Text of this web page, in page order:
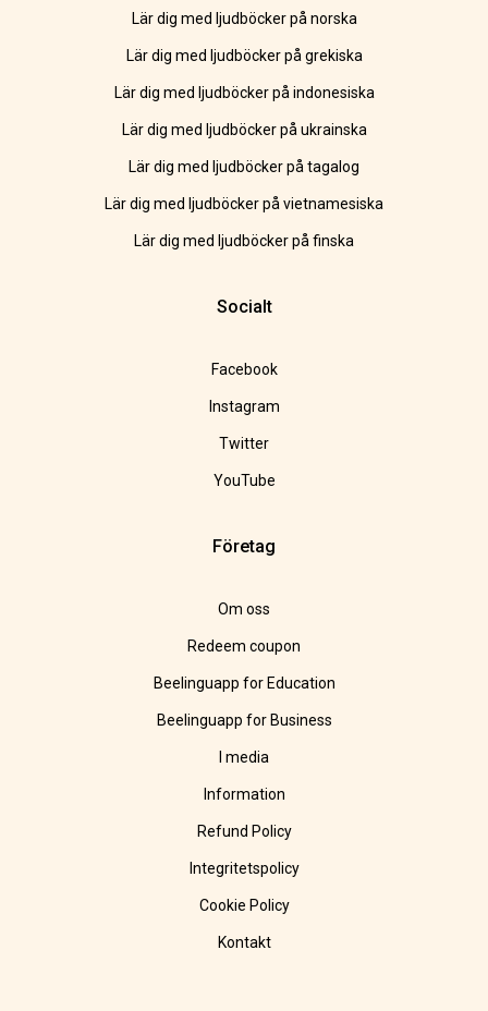
Lär dig med ljudböcker på norska
Lär dig med ljudböcker på grekiska
Lär dig med ljudböcker på indonesiska
Lär dig med ljudböcker på ukrainska
Lär dig med ljudböcker på tagalog
Lär dig med ljudböcker på vietnamesiska
Lär dig med ljudböcker på finska
Socialt
Facebook
Instagram
Twitter
YouTube
Företag
Om oss
Redeem coupon
Beelinguapp for Education
Beelinguapp for Business
I media
Information
Refund Policy
Integritetspolicy
Cookie Policy
Kontakt